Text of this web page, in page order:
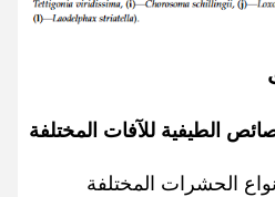
الحشرات المختلفة